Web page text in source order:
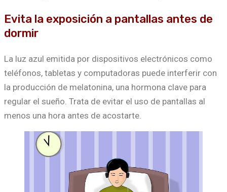
Evita la exposición a pantallas antes de
dormir
La luz azul emitida por dispositivos electrónicos como
teléfonos, tabletas y computadoras puede interferir con
la producción de melatonina, una hormona clave para
regular el sueño. Trata de evitar el uso de pantallas al
menos una hora antes de acostarte.